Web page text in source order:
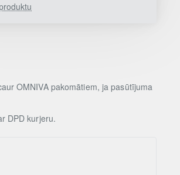
OMNIVA pakomātiem, ja pasūtījuma
DPD kurjeru.